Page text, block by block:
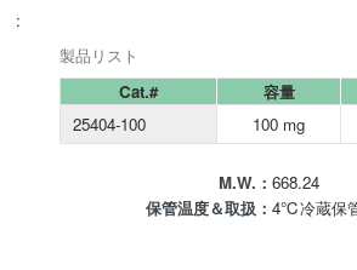
:
製品リスト
Cat.#
容量
25404-100
100 mg
M.W.：668.24
保管温度＆取扱：4℃冷蔵保